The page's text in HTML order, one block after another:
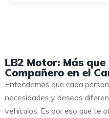
LB2 Motor: Más
Compañero en el
Entendemos que cada
necesidades y deseos
vehículos. Es por eso que te